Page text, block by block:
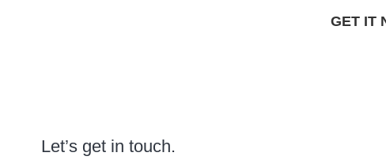
GET IT
Let’s get in touch.